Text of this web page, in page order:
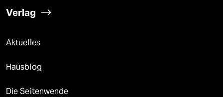
Verlag
Aktuelles
Hausblog
Die Seitenwende